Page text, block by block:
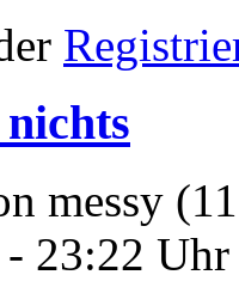
messy
23:22 Uhr